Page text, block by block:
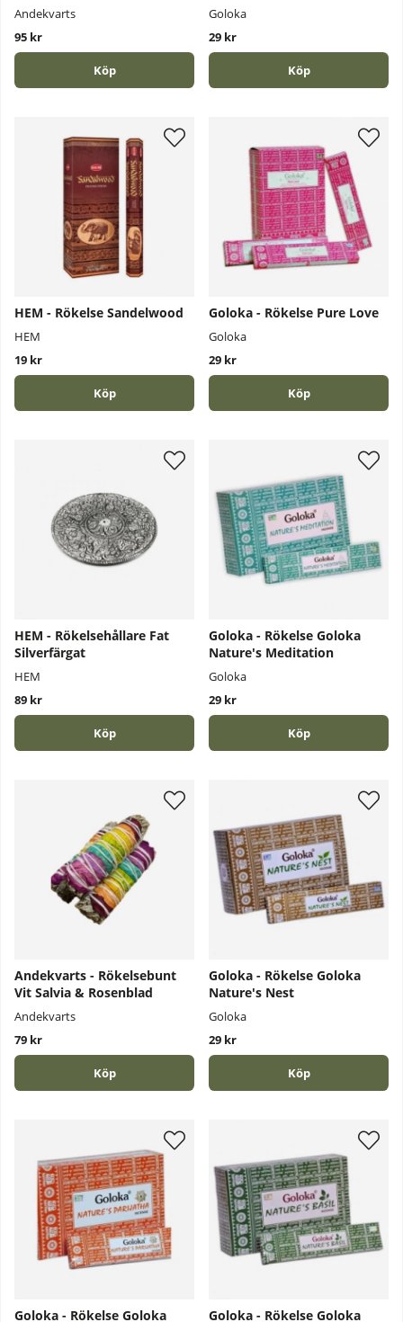
Andekvarts
95 kr
Köp
Goloka
29 kr
Köp
HEM - Rökelse Sandelwood
HEM
19 kr
Köp
Goloka - Rökelse Pure Love
Goloka
29 kr
Köp
HEM - Rökelsehållare Fat
Silverfärgat
HEM
89 kr
Köp
Goloka - Rökelse Goloka
Nature's Meditation
Goloka
29 kr
Köp
Andekvarts - Rökelsebunt
Vit Salvia & Rosenblad
Andekvarts
79 kr
Köp
Goloka - Rökelse Goloka
Nature's Nest
Goloka
29 kr
Köp
Goloka - Rökelse Goloka Goloka - Rökelse Goloka